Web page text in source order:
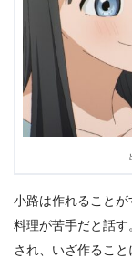
小路は作れること
料理が苦手だと話
され、いざ作ること